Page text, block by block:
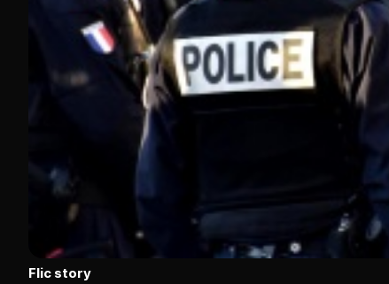
Flic story